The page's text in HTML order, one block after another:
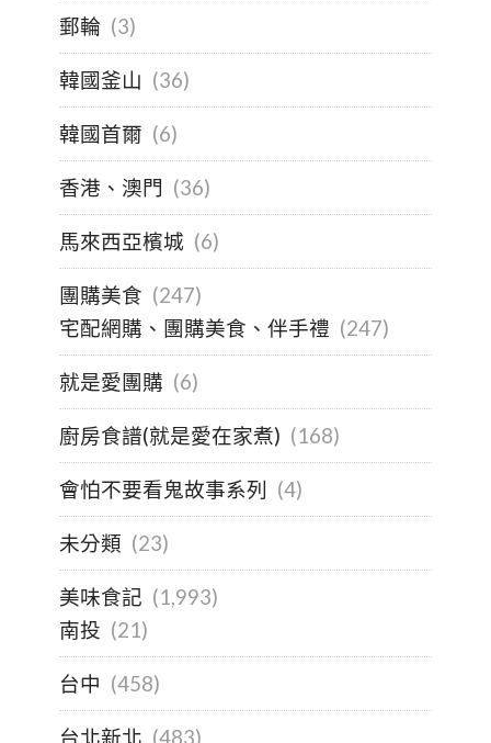
郵輪 (3)
韓國釜山 (36)
韓國首爾 (6)
香港、澳門 (36)
馬來西亞檳城 (6)
團購美食 (247)
宅配網購、團購美食、伴手禮 (247)
就是愛團購 (6)
廚房食譜(就是愛在家煮) (168)
會怕不要看鬼故事系列 (4)
未分類 (23)
美味食記 (1,993)
南投 (21)
台中 (458)
台北新北 (483)